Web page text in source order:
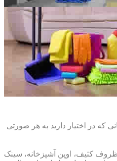
که در اختیار دارید به هر صورتی
ظروف کثیف، اوپن آشپزخانه، سینک